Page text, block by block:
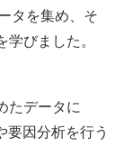
タを集め、そ
びました。
たデータに
要因分析を行う